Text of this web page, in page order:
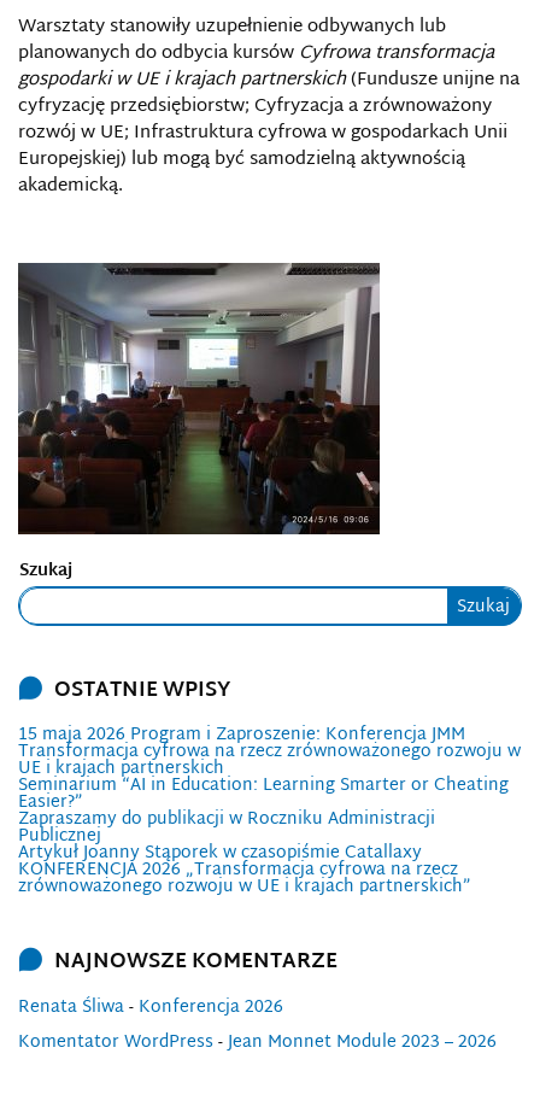
Warsztaty stanowiły uzupełnienie odbywanych lub
planowanych do odbycia kursów Cyfrowa transformacja
gospodarki w UE i krajach partnerskich(Fundusze unijne na
cyfryzację przedsiębiorstw; Cyfryzacja a zrównoważony
rozwój w UE; Infrastruktura cyfrowa w gospodarkach Unii
Europejskiej) lub mogą być samodzielną aktywnością
akademicką.
Szukaj
Szukaj
OSTATNIE WPISY
15 maja 2026 Program i Zaproszenie: Konferencja JMM
Transformacja cyfrowa na rzecz zrównoważonego rozwoju w
UE i krajach partnerskich
Seminarium “AI in Education: Learning Smarter or Cheating
Easier?”
Zapraszamy do publikacji w Roczniku Administracji
Publicznej
Artykuł Joanny Stąporek w czasopiśmie Catallaxy
KONFERENCJA 2026 „Transformacja cyfrowa na rzecz
zrównoważonego rozwoju w UE i krajach partnerskich”
NAJNOWSZE KOMENTARZE
Renata Śliwa- Konferencja 2026
Komentator WordPress-Jean Monnet Module 2023 – 2026